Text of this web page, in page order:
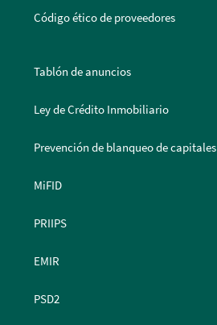
Código ético de proveedores
Tablón de anuncios
Ley de Crédito Inmobiliario
Prevención de blanqueo de capitales
MiFID
PRIIPS
EMIR
PSD2